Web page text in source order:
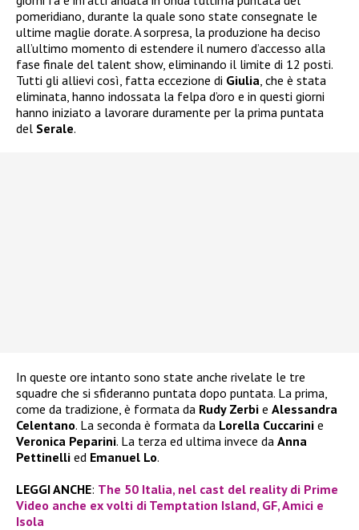
pomeridiano, durante la quale sono state consegnate le
ultime maglie dorate. A sorpresa, la produzione ha deciso
all’ultimo momento di estendere il numero d’accesso alla
fase finale del talent show, eliminando il limite di 12 posti.
Tutti gli allievi così, fatta eccezione di Giulia , che è stata
eliminata, hanno indossata la felpa d’oro e in questi giorni
hanno iniziato a lavorare duramente per la prima puntata
del Serale.
In queste ore intanto sono state anche rivelate le tre
squadre che si sfideranno puntata dopo puntata. La prima,
come da tradizione, è formata da Rudy Zerbi e Alessandra
Celentano. La seconda è formata da Lorella Cuccarini e
Veronica Peparini. La terza ed ultima invece da Anna
Pettinelli ed Emanuel Lo.
LEGGI ANCHE: The 50 Italia, nel cast del reality di Prime
Video anche ex volti di Temptation Island, GF, Amici e
Isola